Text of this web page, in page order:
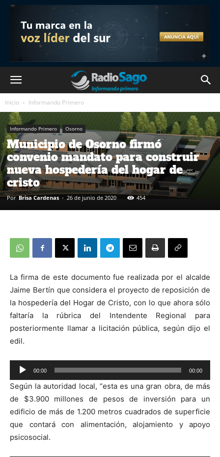
Inicio Informando Primero
Informando Primero Osorno
Municipio de Osorno firmó
convenio mandato para construir
nueva hospedería del hogar de
cristo
Por Brisa Cardenas - 26 de junio de 2020 454
La firma de este documento fue realizada por el alcalde
Jaime Bertín que considera el proyecto de reposición de
la hospedería del Hogar de Cristo, con lo que ahora sólo
faltaría la rúbrica del Intendente Regional para
posteriormente llamar a licitación pública, según dijo el
edil.
Reproductor
de
audio
00:00 00:00
Según la autoridad local, “esta es una gran obra, de más
de $3.900 millones de pesos de inversión para un
edificio de más de 1.200 metros cuadrados de superficie
que contará con alimentación, alojamiento y apoyo
psicosocial.